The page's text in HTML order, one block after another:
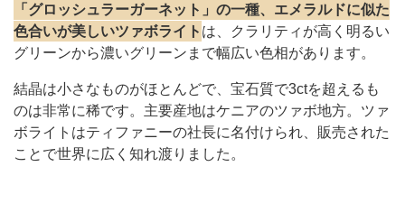
「グロッシュラーガーネット」の一種、エメラルドに似た
色合いが美しいツァボライト は、クラリティが高く明るい
グリーンから濃いグリーンまで幅広い色相があります。
結晶は小さなものがほとんどで、宝石質で3ctを超えるも
のは非常に稀です。主要産地はケニアのツァボ地方。ツァ
ボライトはティファニーの社長に名付けられ、販売された
ことで世界に広く知れ渡りました。